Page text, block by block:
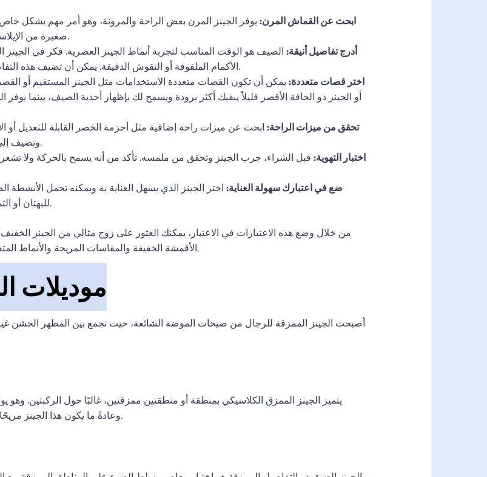
ابحث عن القماش المرن:يوفر الجينز المرن بعض الراحة والمرونة، وهو أمر مهم بشكل
صغيرة من الإيلاستين أو الإسباندكس لضمان ملاءمة مريحة تتحرك معك.
أدرج تفاصيل أنيقة:الصيف هو الوقت المناسب لتجربة أنماط الجينز العصرية. فكر في
الأكمام الملفوفة أو النقوش الدقيقة. يمكن أن تضيف هذه التفاصيل لمسة مرحة وعصرية إلى خزانة ملابسك الصيفية.
اختر قصات متعددة:يمكن أن تكون القصات متعددة الاستخدامات مثل الجينز المستقيم أو
أو الجينز ذو الحافة الأقصر قليلاً يبقيك أكثر برودة ويسمح لك بإظهار أحذية الصيف، بينما
تحقق من ميزات الراحة:ابحث عن ميزات راحة إضافية مثل أحزمة الخصر القابلة للتعديل أو
وتضيف إلى الراحة العامة لجينزك، خاصة في الطقس الأكثر دفئًا.
اختبار التهوية:قبل الشراء، جرب الجينز وتحقق من ملمسه. تأكد من أنه يسمح بالحركة ولا تشعر
ضع في اعتبارك سهولة العناية:اختر الجينز الذي يسهل العناية به ويمكنه تحمل الأنشطة
للبهتان أو التمدد، حتى يحافظ على مظهره وملاءمته طوال الموسم.
من خلال وضع هذه الاعتبارات في الاعتبار، يمكنك العثور على زوج مثالي من الجينز
الأقمشة الخفيفة والمقاسات المريحة والأنماط المتعددة البقاء منتعشًا ومظهرًا رائعًا في الأشهر الأكثر دفئًا.
موديلات
أصبحت الجينز الممزقة للرجال من صيحات الموضة الشائعة، حيث تجمع بين المظهر الخشن
يتميز الجينز الممزق الكلاسيكي بمنطقة أو منطقتين ممزقتين، غالبًا حول الركبتين.
وعادةً ما يكون هذا الجينز مريحًا ومتوفرًا بدرجات غسل مختلفة، من الفاتح إلى الغامق.